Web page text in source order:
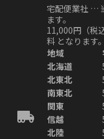
宅配便業社 …
ます。
11,000円（税込
料 となります。
地域
北海道
北東北
南東北
関東
信越
北陸